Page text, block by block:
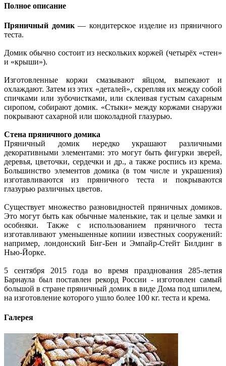
Полное описание
Пряничный домик— кондитерское изделие из пряничного
теста.
Домик обычно состоит из нескольких коржей (четырёх «стен»
и «крыши»).
Изготовленные коржи смазывают яйцом, выпекают и
охлаждают. Затем из этих «деталей», скрепляя их между собой
спичками или зубочистками, или склеивая густым сахарным
сиропом, собирают домик. «Стыки» между коржами снаружи
покрывают сахарной или шоколадной глазурью.
Стена пряничного домика
Пряничный домик нередко украшают различными
декоративными элементами: это могут быть фигурки зверей,
деревья, цветочки, сердечки и др., а также роспись из крема.
Большинство элементов домика (в том числе и украшения)
изготавливаются из пряничного теста и покрываются
глазурью различных цветов.
Существует множество разновидностей пряничных домиков.
Это могут быть как обычные маленькие, так и целые замки и
особняки. Также с использованием пряничного теста
изготавливают уменьшенные копиии известных сооружений:
например, лондонский Биг-Бен и Эмпайр-Стейт Билдинг в
Нью-Йорке.
5 сентября 2015 года во время празднования 285-летия
Барнаула был поставлен рекорд России - изготовлен самый
большой в стране пряничный домик в виде Дома под шпилем,
на изготовление которого ушло более 100 кг. теста и крема.
Галерея